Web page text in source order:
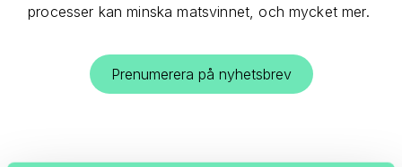
processer kan minska matsvinnet, och mycket mer.
Prenumerera på nyhetsbrev